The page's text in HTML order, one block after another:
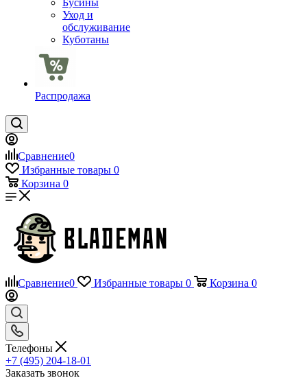
Бусины
Уход и
обслуживание
Куботаны
Распродажа
Сравнение0
Избранные товары 0
Корзина 0
Сравнение0 Избранные товары 0 Корзина 0
Телефоны
+7 (495) 204-18-01
Заказать звонок